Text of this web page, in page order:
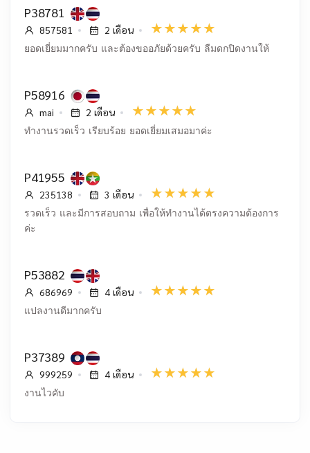
P38781
857581 2 เดือน
ยอดเยี่ยมมากครับ และต้องขออภัยด้วยครับ ลืมดกปิดงานให้
P58916
mai 2 เดือน
ทำงานรวดเร็ว เรียบร้อย ยอดเยี่ยมเสมอมาค่ะ
P41955
235138 3 เดือน
รวดเร็ว และมีการสอบถาม เพื่อให้ทำงานได้ตรงความต้องการ
ค่ะ
P53882
686969 4 เดือน
แปลงานดีมากครับ
P37389
999259 4 เดือน
งานไวคับ